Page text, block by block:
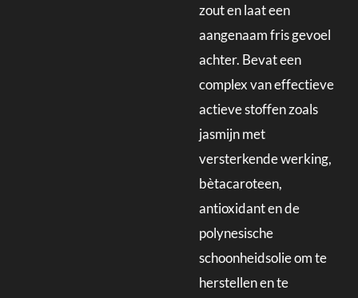
zout en laat een
aangenaam fris gevoel
achter. Bevat een
complex van effectieve
actieve stoffen zoals
jasmijn met
versterkende werking,
bètacaroteen,
antioxidant en de
polynesische
schoonheidsolie om te
herstellen en te